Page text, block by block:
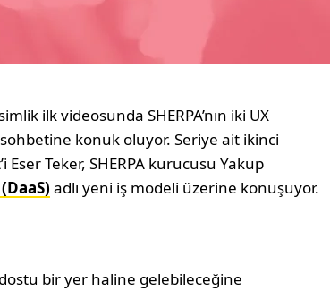
ilk videosunda SHERPA’nın iki UX
sohbetine konuk oluyor. Seriye ait ikinci
Eser Teker, SHERPA kurucusu Yakup
adlı yeni iş modeli üzerine konuşuyor.
dostu bir yer haline gelebileceğine